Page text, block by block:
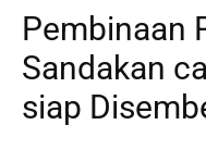
Pembinaan
Sandakan
siap